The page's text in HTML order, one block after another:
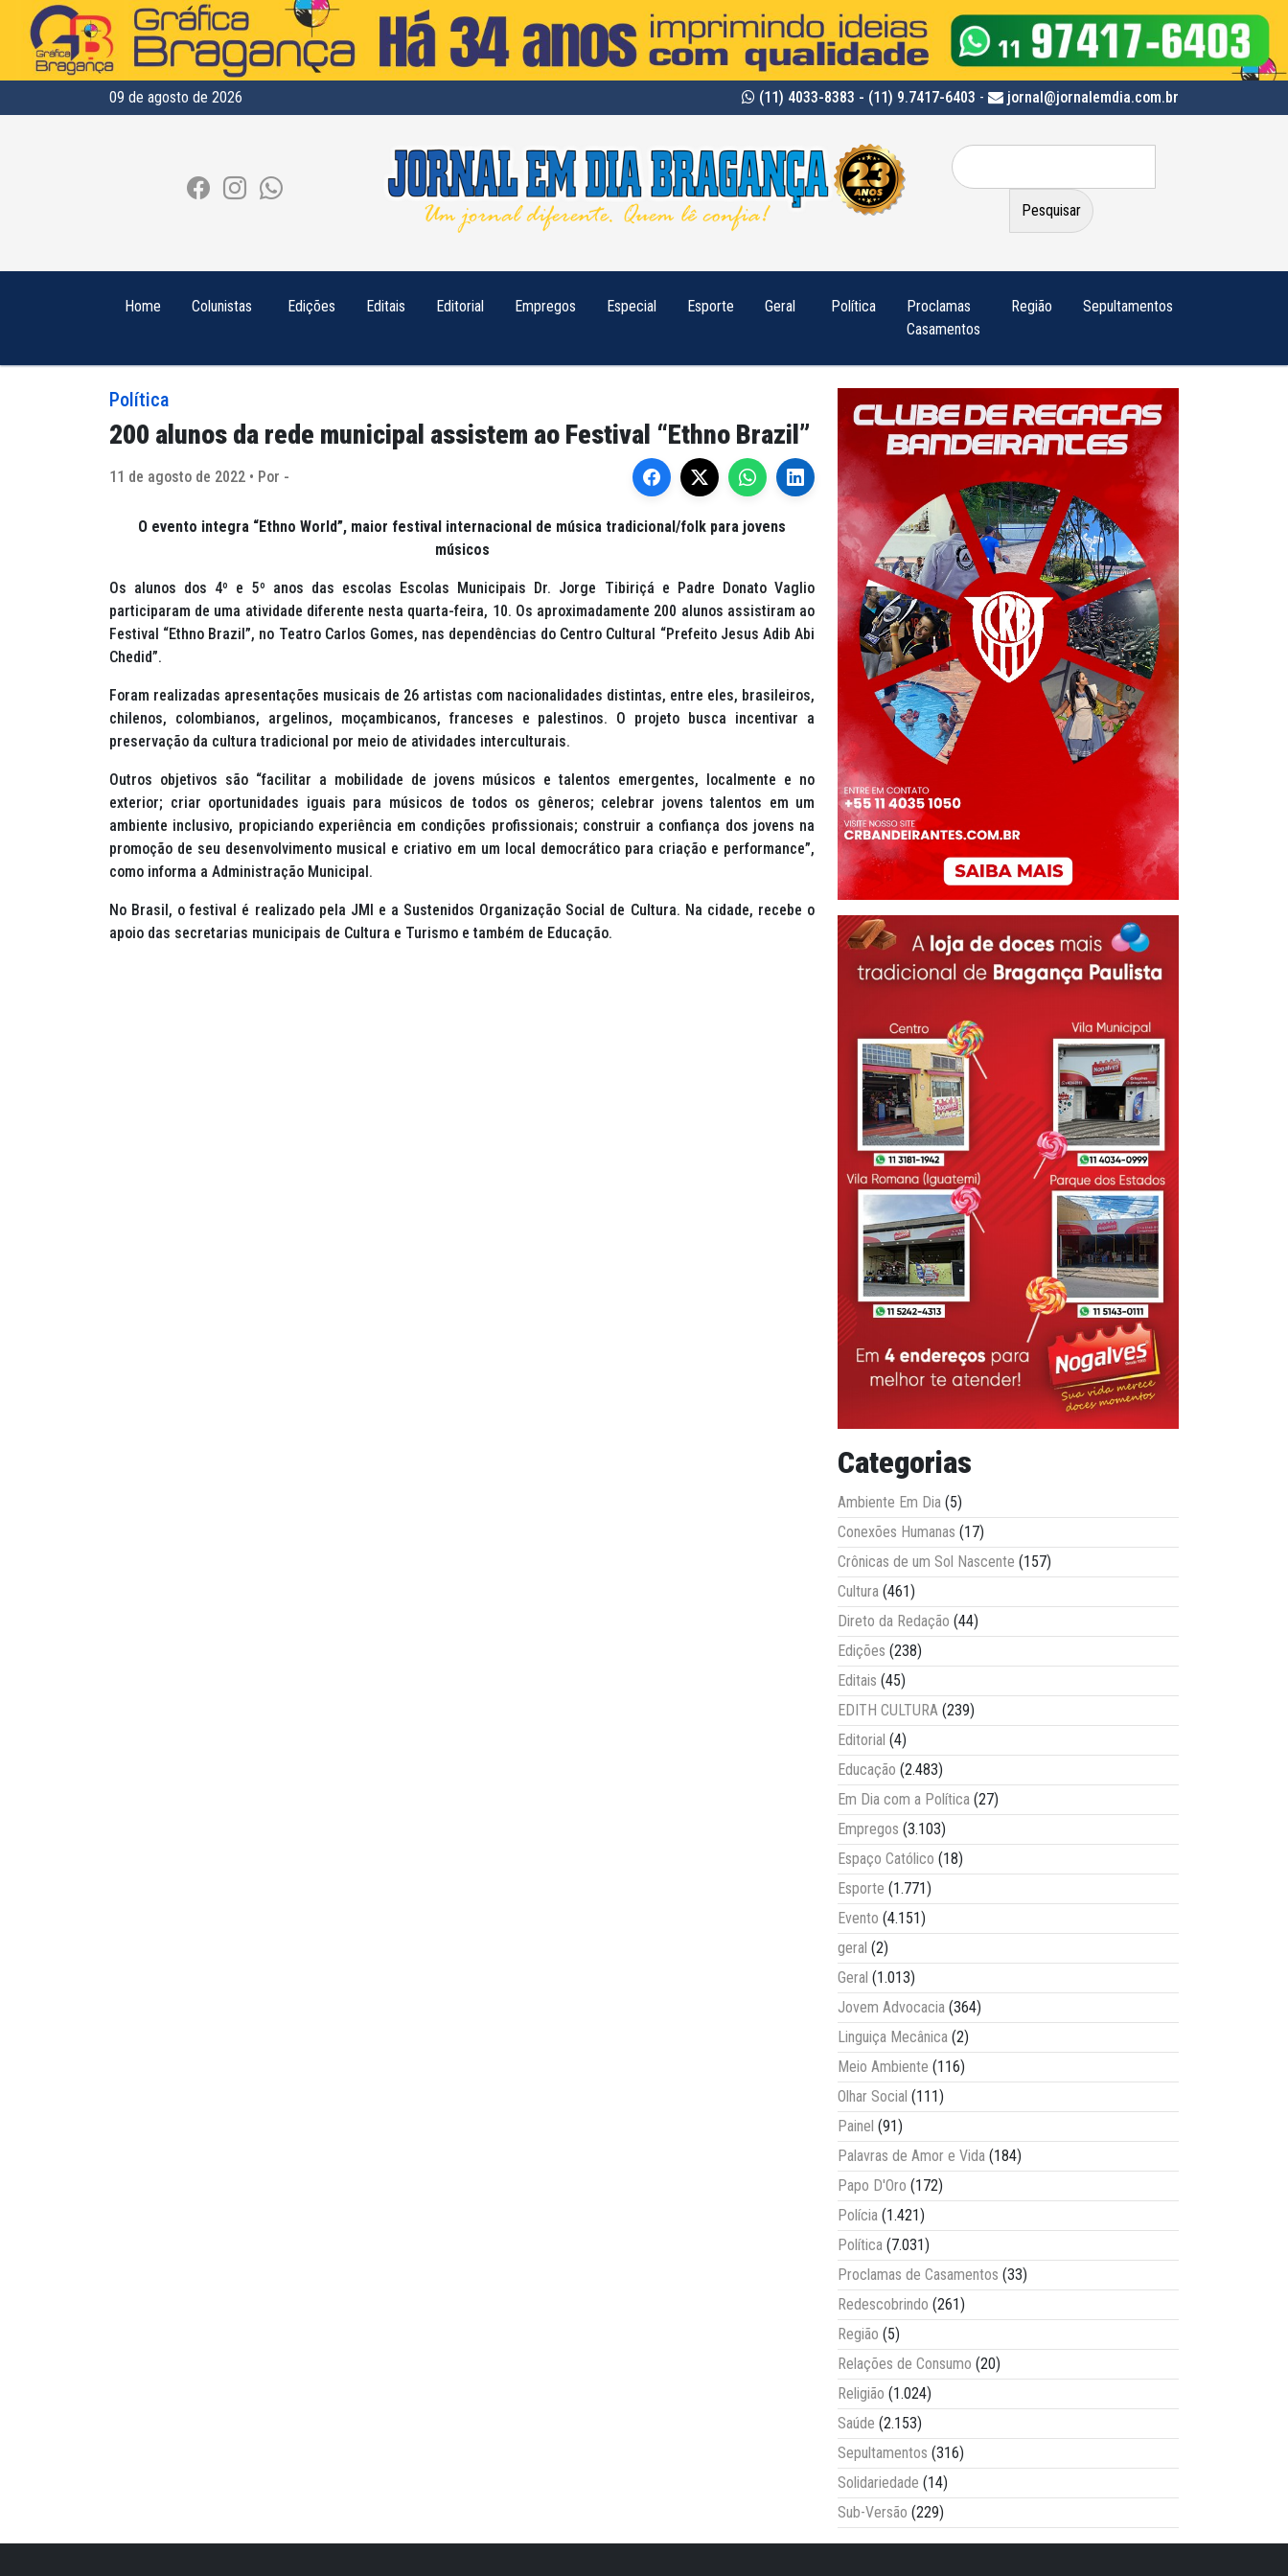
09 de agosto de 2026 (11) 4033-8383 - (11) 9.7417-6403 - jornal@jornalemdia.com.br
Pesquisar
por:
Home Colunistas Edições Editais Editorial Empregos Especial Esporte Geral Política
Proclamas
Casamentos
Região Sepultamentos
Política
200 alunos da rede municipal assistem ao Festival “Ethno Brazil”
11 de agosto de 2022 • Por -
O evento integra “Ethno World”, maior festival internacional de música tradicional/folk para jovens
músicos
Os alunos dos 4º e 5º anos das escolas Escolas Municipais Dr. Jorge Tibiriçá e Padre Donato Vaglio
participaram de uma atividade diferente nesta quarta-feira, 10. Os aproximadamente 200 alunos assistiram ao
Festival “Ethno Brazil”, no Teatro Carlos Gomes, nas dependências do Centro Cultural “Prefeito Jesus Adib Abi
Chedid”.
Foram realizadas apresentações musicais de 26 artistas com nacionalidades distintas, entre eles, brasileiros,
chilenos, colombianos, argelinos, moçambicanos, franceses e palestinos. O projeto busca incentivar a
preservação da cultura tradicional por meio de atividades interculturais.
Outros objetivos são “facilitar a mobilidade de jovens músicos e talentos emergentes, localmente e no
exterior; criar oportunidades iguais para músicos de todos os gêneros; celebrar jovens talentos em um
ambiente inclusivo, propiciando experiência em condições profissionais; construir a confiança dos jovens na
promoção de seu desenvolvimento musical e criativo em um local democrático para criação e performance”,
como informa a Administração Municipal.
No Brasil, o festival é realizado pela JMI e a Sustenidos Organização Social de Cultura. Na cidade, recebe o
apoio das secretarias municipais de Cultura e Turismo e também de Educação.
Categorias
Ambiente Em Dia (5)
Conexões Humanas (17)
Crônicas de um Sol Nascente (157)
Cultura (461)
Direto da Redação (44)
Edições (238)
Editais (45)
EDITH CULTURA (239)
Editorial (4)
Educação (2.483)
Em Dia com a Política (27)
Empregos (3.103)
Espaço Católico (18)
Esporte (1.771)
Evento (4.151)
geral (2)
Geral (1.013)
Jovem Advocacia (364)
Linguiça Mecânica (2)
Meio Ambiente (116)
Olhar Social (111)
Painel (91)
Palavras de Amor e Vida (184)
Papo D'Oro (172)
Polícia (1.421)
Política (7.031)
Proclamas de Casamentos (33)
Redescobrindo (261)
Região (5)
Relações de Consumo (20)
Religião (1.024)
Saúde (2.153)
Sepultamentos (316)
Solidariedade (14)
Sub-Versão (229)